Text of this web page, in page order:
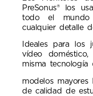
PreSonus® los
todo el mundo
cualquier detalle
Ideales para los
vídeo
misma tecnología
modelos mayores
de calidad de